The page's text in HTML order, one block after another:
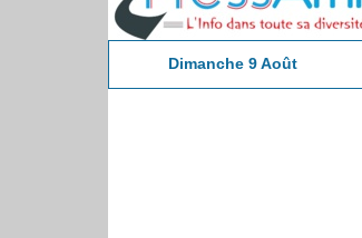
Dimanche 9 Août